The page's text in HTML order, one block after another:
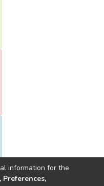
information for the